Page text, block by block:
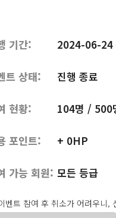
기간: 2024-06-24
트 상태: 진행 종료
현황: 104명 / 500
포인트: + 0HP
가능 회원: 모든 등급
벤트 참여 후 취소가 어려우니,